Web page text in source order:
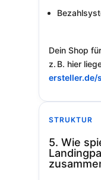
Dein Shop
z. B. hier
ersteller.de/
STRUKTUR
5. Wie